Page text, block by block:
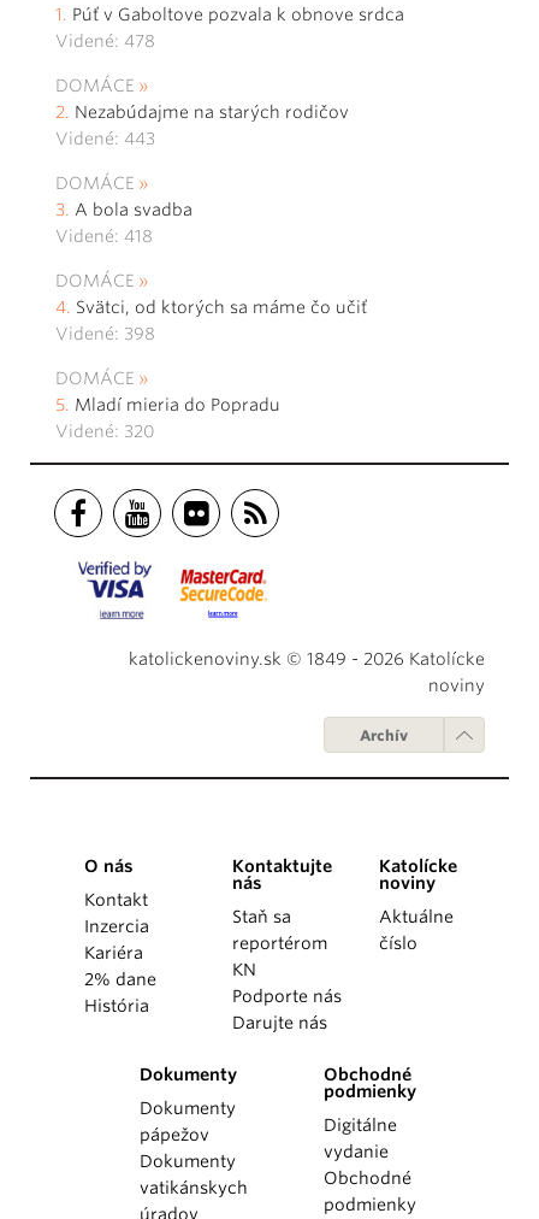
Púť v Gaboltove pozvala k obnove srdca
Videné: 478
DOMÁCE
Nezabúdajme na starých rodičov
Videné: 443
DOMÁCE
A bola svadba
Videné: 418
DOMÁCE
Svätci, od ktorých sa máme čo učiť
Videné: 398
DOMÁCE
Mladí mieria do Popradu
Videné: 320
katolickenoviny.sk © 1849 - 2026 Katolícke
noviny
Archív
O nás
Kontakt
Inzercia
Kariéra
2% dane
História
Kontaktujte
nás
Staň sa
reportérom
KN
Podporte nás
Darujte nás
Katolícke
noviny
Aktuálne
číslo
Dokumenty
Dokumenty
pápežov
Dokumenty
vatikánskych
úradov
Obchodné
podmienky
Digitálne
vydanie
Obchodné
podmienky